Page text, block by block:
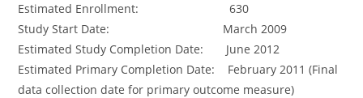
Estimated Enrollment: 630
Study Start Date: March 2009
Estimated Study Completion Date: June 2012
Estimated Primary Completion Date: February 2011 (Final
data collection date for primary outcome measure)